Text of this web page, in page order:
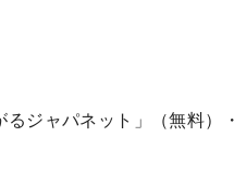
ジャパネット」（無料）